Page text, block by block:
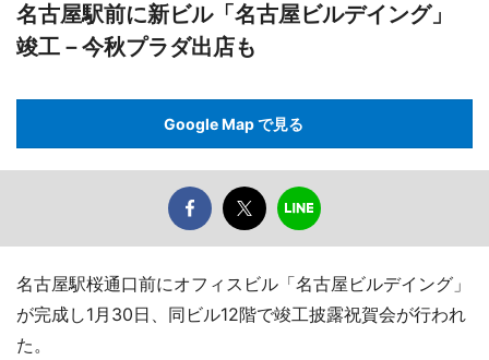
名古屋駅前に新ビル「名古屋ビルデイング」
竣工－今秋プラダ出店も
Google Map で見る
名古屋駅桜通口前にオフィスビル「名古屋ビルデイング」
が完成し1月30日、同ビル12階で竣工披露祝賀会が行われ
た。